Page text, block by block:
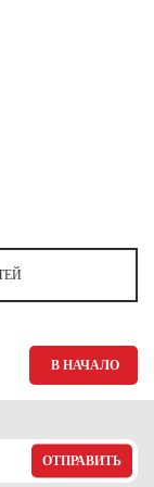
В НАЧАЛО
ОТПРАВИТЬ